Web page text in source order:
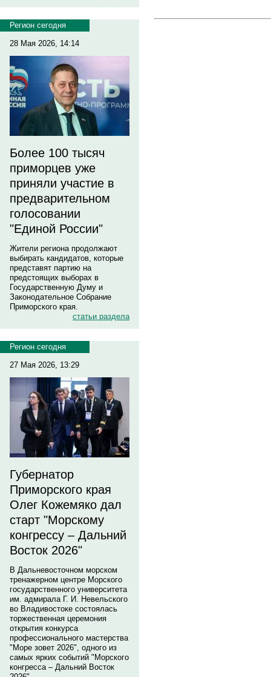
Регион сегодня
28 Мая 2026, 14:14
Более 100 тысяч
приморцев уже
приняли участие в
предварительном
голосовании
"Единой России"
Жители региона продолжают
выбирать кандидатов, которые
представят партию на
предстоящих выборах в
Государственную Думу и
Законодательное Собрание
Приморского края.
статьи раздела
Регион сегодня
27 Мая 2026, 13:29
Губернатор
Приморского края
Олег Кожемяко дал
старт "Морскому
конгрессу – Дальний
Восток 2026"
В Дальневосточном морском
тренажерном центре Морского
государственного университета
им. адмирала Г. И. Невельского
во Владивостоке состоялась
торжественная церемония
открытия конкурса
профессионального мастерства
"Море зовет 2026", одного из
самых ярких событий "Морского
конгресса – Дальний Восток